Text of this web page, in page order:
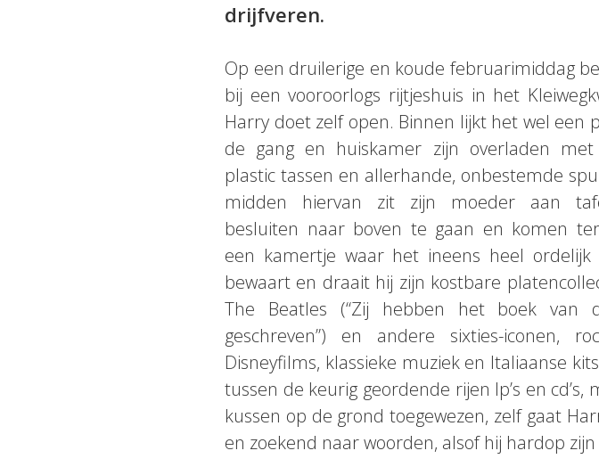
drijfveren.
Op een druilerige en koude februarimiddag
bij een vooroorlogs rijtjeshuis in het
Harry doet zelf open. Binnen lijkt het wel een
de gang en huiskamer zijn overladen met
plastic tassen en allerhande, onbestemde
midden hiervan zit zijn moeder aan
besluiten naar boven te gaan en komen
een kamertje waar het ineens heel ordelijk
bewaart en draait hij zijn kostbare
The Beatles (“Zij hebben het boek van
geschreven”) en andere sixties-iconen,
Disneyfilms, klassieke muziek en Italiaanse
tussen de keurig geordende rijen lp’s en
kussen op de grond toegewezen, zelf gaat
en zoekend naar woorden, alsof hij hardop